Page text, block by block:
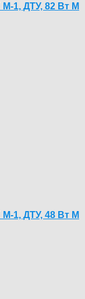
1, ДТУ, 82 Вт М
1, ДТУ, 48 Вт М